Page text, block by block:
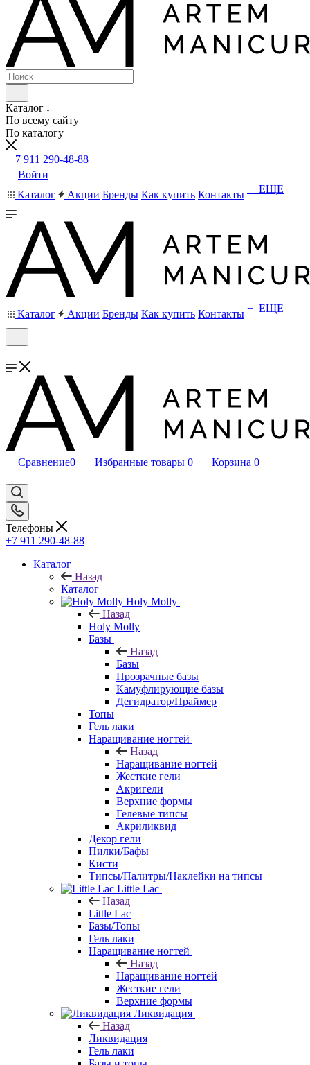
Каталог
По всему сайту
По каталогу
+7 911 290-48-88
Войти
Каталог
Акции Бренды Как купить Контакты + ЕЩЕ
Каталог Акции Бренды Как купить Контакты + ЕЩЕ
Сравнение0 Избранные товары 0 Корзина 0
Телефоны
+7 911 290-48-88
Каталог
Назад
Каталог
Holy Molly
Назад
Holy Molly
Базы
Назад
Базы
Прозрачные базы
Камуфлирующие базы
Дегидратор/Праймер
Топы
Гель лаки
Наращивание ногтей
Назад
Наращивание ногтей
Жесткие гели
Акригели
Верхние формы
Гелевые типсы
Акриликвид
Декор гели
Пилки/Бафы
Кисти
Типсы/Палитры/Наклейки на типсы
Little Lac
Назад
Little Lac
Базы/Топы
Гель лаки
Наращивание ногтей
Назад
Наращивание ногтей
Жесткие гели
Верхние формы
Ликвидация
Назад
Ликвидация
Гель лаки